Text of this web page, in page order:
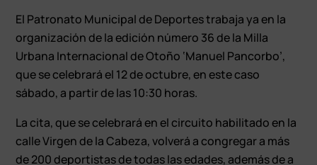
El Patronato Municipal de Deportes trabaja ya en la
organización de la edición número 36 de la Milla
Urbana Internacional de Otoño ‘Manuel Pancorbo’,
que se celebrará el 12 de octubre, en este caso
sábado, a partir de las 10:30 horas.
La cita, que se celebrará en el circuito habilitado en la
calle Virgen de la Cabeza, volverá a congregar a más
de 200 deportistas de todas las edades, además de a